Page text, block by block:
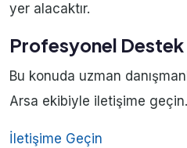
yer alacaktır.
Profesyonel Destek
Bu konuda uzman
Arsa ekibiyle iletişime geçin.
İletişime Geçin